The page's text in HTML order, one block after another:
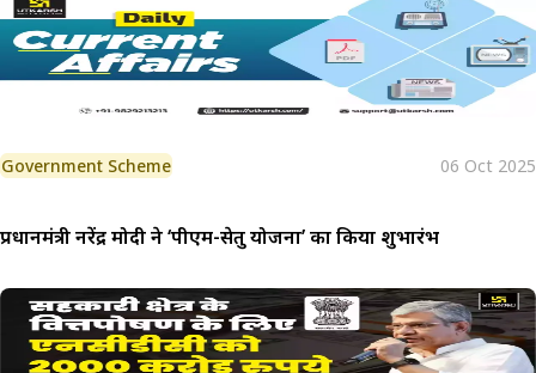
Government Scheme 06 Oct 2025
प्रधानमंत्री नरेंद्र मोदी ने ‘पीएम-सेतु योजना’ का किया शुभारंभ